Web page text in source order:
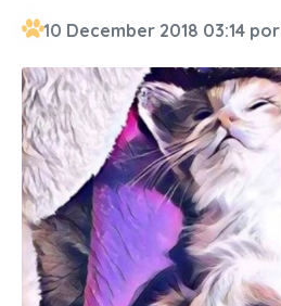
10 December 2018 03:14 por